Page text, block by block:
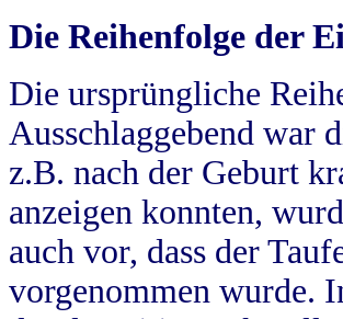
Die Reihenfolge der
Die ursprüngliche
Ausschlaggebend war
z.B. nach der Geburt
anzeigen konnten,
auch vor, dass der
vorgenommen wurde.